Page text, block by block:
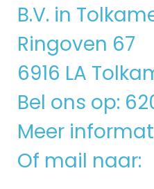
B.V. in
Ringoven 67
6916 LA
Bel ons op:
Meer
Of mail naar: